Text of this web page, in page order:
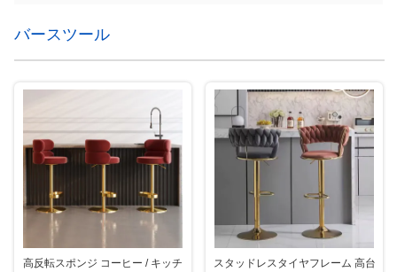
バースツール
高反転スポンジ コーヒー / キッチ
スタッドレスタイヤフレーム 高台